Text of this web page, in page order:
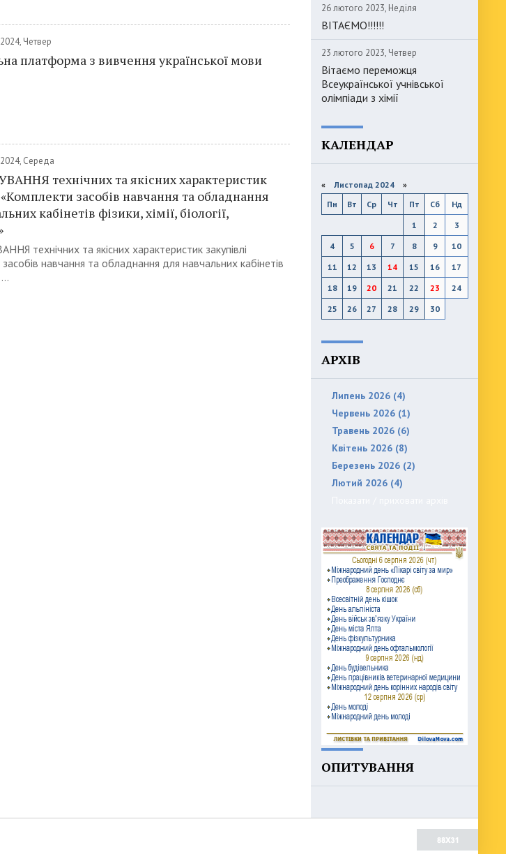
Четвер
платформа з вивчення української мови
Середа
технічних та якісних характеристик
«Комплекти засобів навчання та обладнання
кабінетів фізики, хімії, біології,
технічних та якісних характеристик закупівлі
навчання та обладнання для навчальних кабінетів
26 лютого 2023, Неділя
ВІТАЄМО!!!!!!
23 лютого 2023, Четвер
Вітаємо переможця
Всеукраїнської учнівської
олімпіади з хімії
КАЛЕНДАР
« Листопад 2024 »
Пн
Вт Ср Чт Пт Сб
Нд
1
2
3
4
5 6 7 8 9
10
11
12 13 14 15 16
17
18
19 20 21 22 23
24
25
26 27 28 29 30
АРХІВ
Липень 2026 (4)
Червень 2026 (1)
Травень 2026 (6)
Квітень 2026 (8)
Березень 2026 (2)
Лютий 2026 (4)
ОПИТУВАННЯ